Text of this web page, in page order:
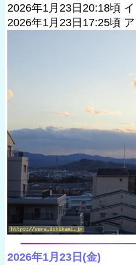
2026年1月23日20:18頃
2026年1月23日17:25頃
2026年1月23日(金)